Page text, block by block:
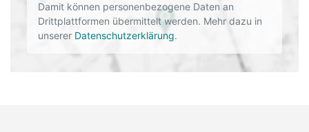
Damit können personenbezogene Daten an
Drittplattformen übermittelt werden. Mehr dazu in
unserer Datenschutzerklärung.